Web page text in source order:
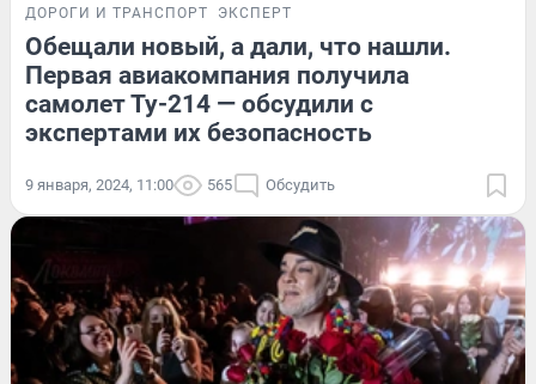
ДОРОГИ И ТРАНСПОРТ ЭКСПЕРТ
Обещали новый, а дали, что нашли.
Первая авиакомпания получила
самолет Ту-214 — обсудили с
экспертами их безопасность
9 января, 2024, 11:00 565 Обсудить